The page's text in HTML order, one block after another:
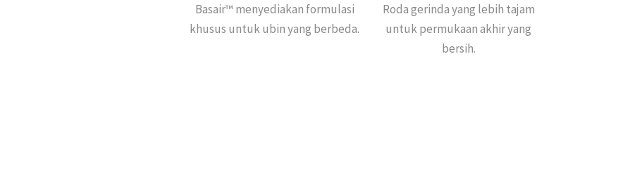
Basair™ menyediakan formulasi
khusus untuk ubin yang berbeda.
Roda gerinda yang lebih tajam
untuk permukaan akhir yang
bersih.